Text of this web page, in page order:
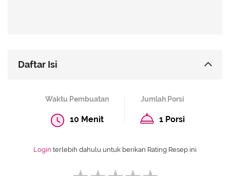
Daftar Isi
Resep Sambal Goreng Tahu
Resep Sambal Cumi
Waktu Pembuatan
10 Menit
Jumlah Porsi
1 Porsi
Login terlebih dahulu untuk berikan Rating Resep ini